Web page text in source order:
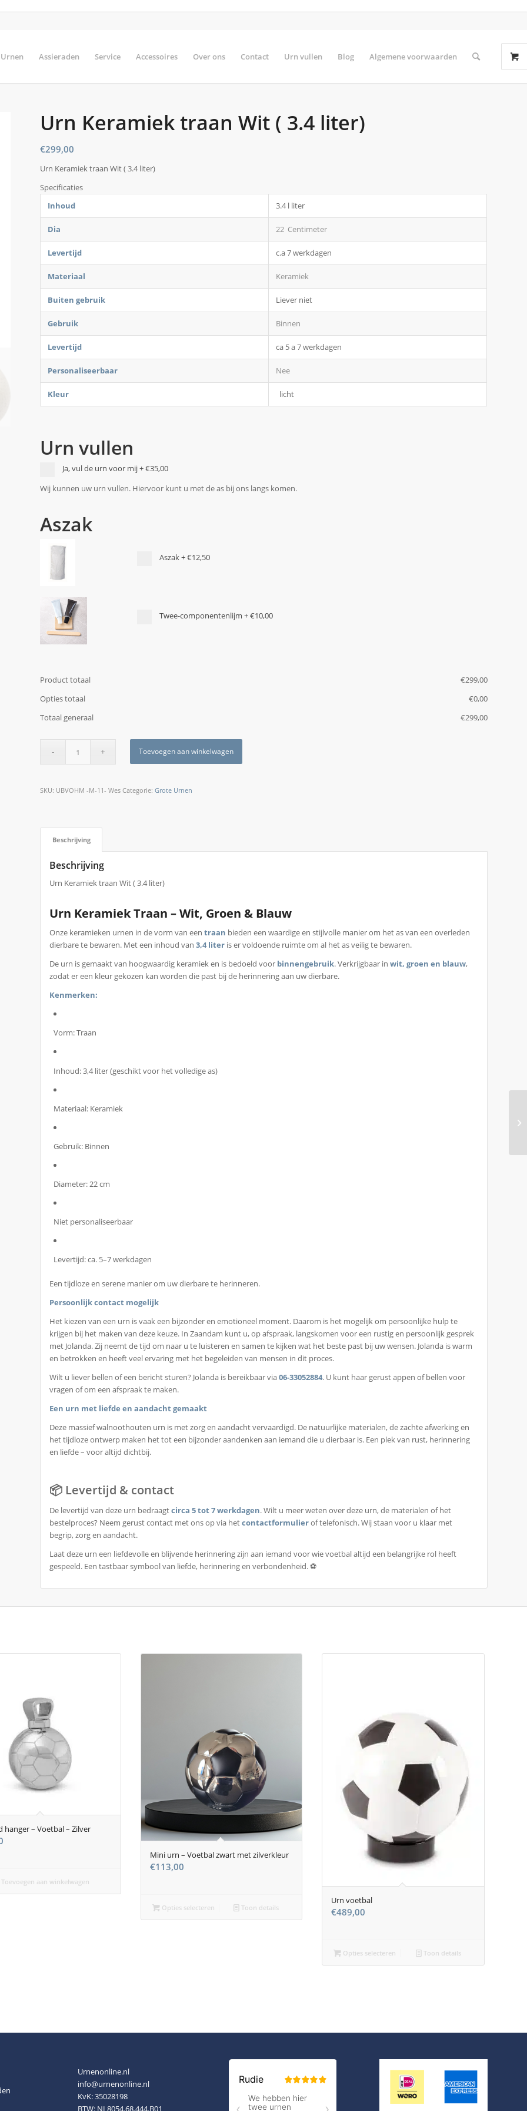
Urnen Assieraden Service Accessoires Over ons Contact Urn vullen Blog Algemene voorwaarden
Urn Keramiek traan Wit ( 3.4 liter)
€299,00
Urn Keramiek traan Wit ( 3.4 liter)
Specificaties
Inhoud
3.4 l liter
Dia 22 Centimeter
Levertijd c.a 7 werkdagen
Materiaal Keramiek
Buiten gebruik Liever niet
Gebruik Binnen
Levertijd ca 5 a 7 werkdagen
Personaliseerbaar Nee
Kleur licht
Urn vullen
Ja, vul de urn voor mij+€35,00
Wij kunnen uw urn vullen. Hiervoor kunt u met de as bij ons langs komen.
Aszak
Aszak +€12,50
Twee-componentenlijm +€10,00
Product totaal €‎299,00
Opties totaal
€‎0,00
Totaal generaal
€‎299,00
Toevoegen aan winkelwagen
SKU: UBVOHM -M-11- Wes Categorie:Grote Urnen
Beschrijving
Beschrijving
Urn Keramiek traan Wit ( 3.4 liter)
Urn Keramiek Traan – Wit, Groen & Blauw
Onze keramieken urnen in de vorm van eentraan bieden een waardige en stijlvolle manier om het as van een overleden
dierbare te bewaren. Met een inhoud van3,4 liter is er voldoende ruimte om al het as veilig te bewaren.
De urn is gemaakt van hoogwaardig keramiek en is bedoeld voor binnengebruik. Verkrijgbaar inwit, groen en blauw,
zodat er een kleur gekozen kan worden die past bij de herinnering aan uw dierbare.
Kenmerken:
Vorm: Traan
Inhoud: 3,4 liter (geschikt voor het volledige as)
Materiaal: Keramiek
Gebruik: Binnen
Diameter: 22 cm
Niet personaliseerbaar
Levertijd: ca. 5–7 werkdagen
Een tijdloze en serene manier om uw dierbare te herinneren.
Persoonlijk contact mogelijk
Het kiezen van een urn is vaak een bijzonder en emotioneel moment. Daarom is het mogelijk om persoonlijke hulp te
krijgen bij het maken van deze keuze. In Zaandam kunt u, op afspraak, langskomen voor een rustig en persoonlijk gesprek
met Jolanda. Zij neemt de tijd om naar u te luisteren en samen te kijken wat het beste past bij uw wensen. Jolanda is warm
en betrokken en heeft veel ervaring met het begeleiden van mensen in dit proces.
Wilt u liever bellen of een bericht sturen? Jolanda is bereikbaar via06-33052884. U kunt haar gerust appen of bellen voor
vragen of om een afspraak te maken.
Een urn met liefde en aandacht gemaakt
Deze massief walnoothouten urn is met zorg en aandacht vervaardigd. De natuurlijke materialen, de zachte afwerking en
het tijdloze ontwerp maken het tot een bijzonder aandenken aan iemand die u dierbaar is. Een plek van rust, herinnering
en liefde – voor altijd dichtbij.
📦 Levertijd & contact
De levertijd van deze urn bedraagtcirca 5 tot 7 werkdagen. Wilt u meer weten over deze urn, de materialen of het
bestelproces? Neem gerust contact met ons op via hetcontactformulierof telefonisch. Wij staan voor u klaar met
begrip, zorg en aandacht.
Laat deze urn een liefdevolle en blijvende herinnering zijn aan iemand voor wie voetbal altijd een belangrijke rol heeft
gespeeld. Een tastbaar symbool van liefde, herinnering en verbondenheid. ⚽
hanger – Voetbal – Zilver
Toevoegen aan winkelwagen
Mini urn – Voetbal zwart met zilverkleur
€113,00
Opties selecteren Toon details
Urn voetbal
€489,00
Opties selecteren Toon details
Urnenonline.nl
info@urnenonline.nl
KvK: 35028198
BTW: NL8054.68.444.B01